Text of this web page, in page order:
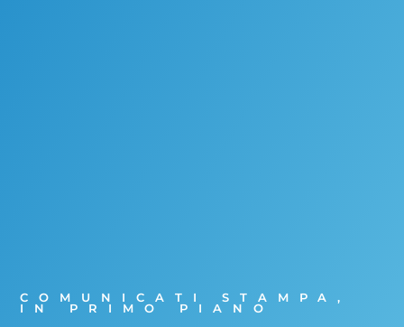
COMUNICATI STAMPA,
IN PRIMO PIANO